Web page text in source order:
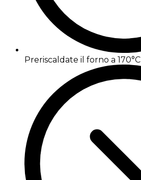
Preriscaldate il forno a 170°C